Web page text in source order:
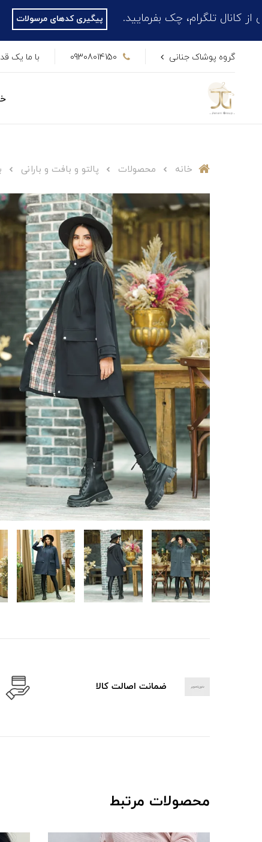
چک بفرمایید. پیگیری کدهای مرسولات
گروه پوشاک جنانی 09308014150 با ما یک
خانه محصولات پالتو و بافت و بارانی
ضمانت اصالت کالا
محصولات مرتبط